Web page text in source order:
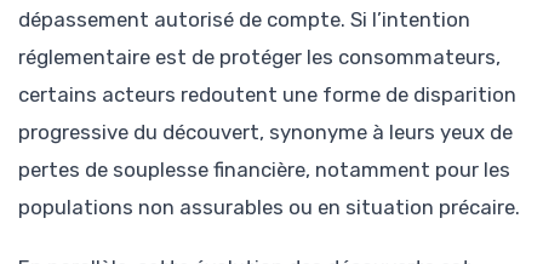
dépassement autorisé de compte. Si l’intention
réglementaire est de protéger les consommateurs,
certains acteurs redoutent une forme de disparition
progressive du découvert, synonyme à leurs yeux de
pertes de souplesse financière, notamment pour les
populations non assurables ou en situation précaire.